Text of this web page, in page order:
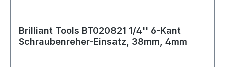
Brilliant Tools BT020821 1/4'' 6-Kant
Schraubenreher-Einsatz, 38mm, 4mm